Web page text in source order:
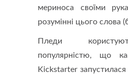
мериноса своїми
розумінні цього слова
Пледи
популярністю, що
Kickstarter